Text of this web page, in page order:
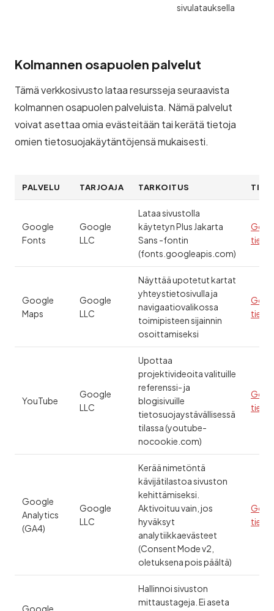
sivulatauksella
Kolmannen osapuolen palvelut
Tämä verkkosivusto lataa resursseja seuraavista
kolmannen osapuolen palveluista. Nämä palvelut
voivat asettaa omia evästeitään tai kerätä tietoja
omien tietosuojakäytäntöjensä mukaisesti.
PALVELU TARJOAJA TARKOITUS
Google
Fonts
Google
LLC
Lataa sivustolla
käytetyn Plus Jakarta
Sans -fontin
(fonts.googleapis.com)
Google
Maps
Google
LLC
Näyttää upotetut kartat
yhteystietosivulla ja
navigaatiovalikossa
toimipisteen sijainnin
osoittamiseksi
YouTube
Google
LLC
Upottaa
projektivideoita valituille
referenssi- ja
blogisivuille
tietosuojaystävällisessä
tilassa (youtube-
nocookie.com)
Google
Analytics
(GA4)
Google
LLC
Kerää nimetöntä
kävijätilastoa sivuston
kehittämiseksi.
Aktivoituu vain, jos
hyväksyt
analytiikkaevästeet
(Consent Mode v2,
oletuksena pois päältä)
Google
Hallinnoi sivuston
mittaustageja. Ei aseta